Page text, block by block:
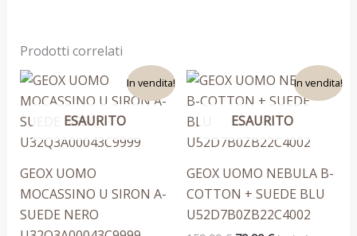
Prodotti correlati
In vendita!
ESAURITO
GEOX UOMO
MOCASSINO U SIRON A-
SUEDE NERO
Il
originale
era:
Il
prezzo
attuale
è:
Questo
prodotto
ha
più
Le
opzioni
possono
In vendita!
ESAURITO
GEOX UOMO NEBULA B-
COTTON + SUEDE BLU
U52D7B0ZB22C4002
Il
originale
era:
Il
prezzo
attuale
è:
Questo
prodotto
ha
più
Le
opzioni
possono